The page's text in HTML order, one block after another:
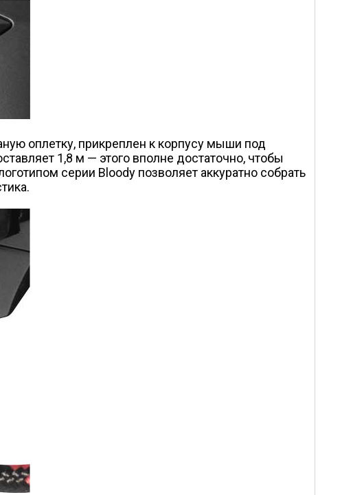
оплетку, прикреплен к корпусу мыши под
1,8 м — этого вполне достаточно, чтобы
серии Bloody позволяет аккуратно собрать